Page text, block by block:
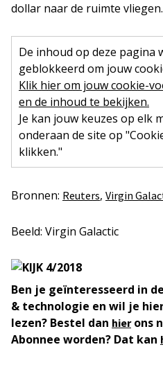
dollar naar de ruimte vliegen.
De inhoud op deze pagina
geblokkeerd om jouw
Klik hier om jouw cookie-
en de inhoud te bekijken.
Je kan jouw keuzes op elk
onderaan de site op
klikken."
Bronnen: Reuters, Virgin
Beeld: Virgin Galactic
Ben je geïnteresseerd in
& technologie en wil je
lezen? Bestel dan hierons
Abonnee worden? Dat kan